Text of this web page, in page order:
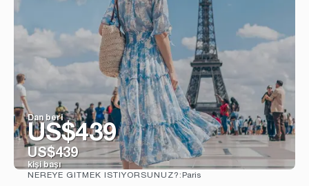
Dan beri
US$439
US$439
kişi başı
NEREYE GITMEK ISTIYORSUNUZ?: Paris